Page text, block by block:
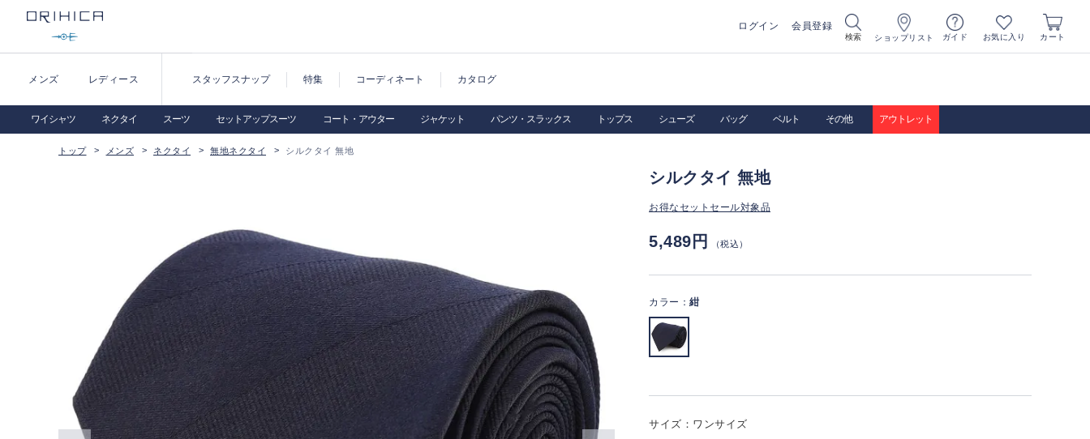
ログイン 会員登録
検索 ショップリスト ガイド お気に入り カート
メンズ レディース スタッフスナップ 特集 コーディネート カタログ
ワイシャツ ネクタイ スーツ セットアップスーツ コート・アウター ジャケット パンツ・スラックス トップス シューズ バッグ ベルト その他 アウトレット
トップ メンズ ネクタイ 無地ネクタイ シルクタイ 無地
シルクタイ 無地
お得なセットセール対象品
5,489円 （税込）
カラー： 紺
サイズ：ワンサイズ